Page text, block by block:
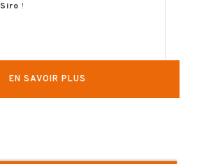
!
de réserver dès maintenant
au calendrier !
EN SAVOIR PLUS